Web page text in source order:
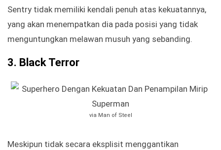
Sentry tidak memiliki kendali penuh atas kekuatannya,
yang akan menempatkan dia pada posisi yang tidak
menguntungkan melawan musuh yang sebanding.
3. Black Terror
via Man of Steel
Meskipun tidak secara eksplisit menggantikan